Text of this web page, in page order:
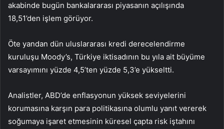
akabinde bugün bankalararası piyasanın açılışında
18,51’den işlem görüyor.
Öte yandan dün uluslararası kredi derecelendirme
kuruluşu Moody’s, Türkiye iktisadının bu yıla ait büyüme
varsayımını yüzde 4,5’ten yüzde 5,3’e yükseltti.
Analistler, ABD’de enflasyonun yüksek seviyelerini
korumasına karşın para politikasına olumlu yanıt vererek
soğumaya işaret etmesinin küresel çapta risk iştahını